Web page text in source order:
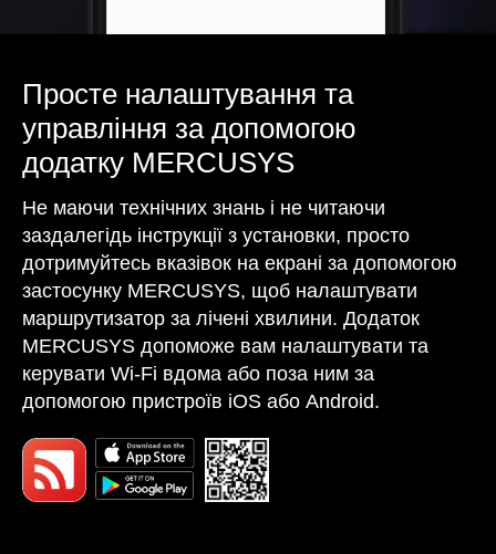
Просте налаштування та
управління за допомогою
додатку MERCUSYS
Не маючи технічних знань і не читаючи
заздалегідь інструкції з установки, просто
дотримуйтесь вказівок на екрані за допомогою
застосунку MERCUSYS, щоб налаштувати
маршрутизатор за лічені хвилини. Додаток
MERCUSYS допоможе вам налаштувати та
керувати Wi-Fi вдома або поза ним за
допомогою пристроїв iOS або Android.